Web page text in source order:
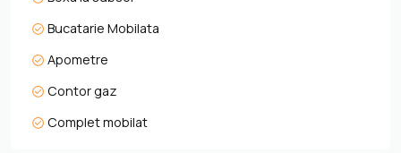
Bucatarie Mobilata
Apometre
Contor gaz
Complet mobilat